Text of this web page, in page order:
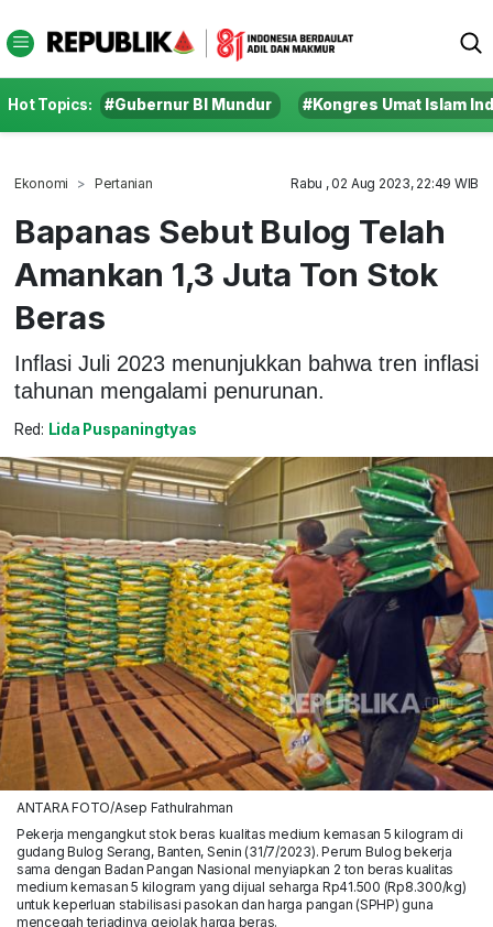
Hot Topics: #Gubernur BI Mundur #Kongres Umat Islam
Ekonomi Pertanian Rabu , 02 Aug 2023, 22:49 WIB
Bapanas Sebut Bulog Telah
Amankan 1,3 Juta Ton Stok
Beras
Inflasi Juli 2023 menunjukkan bahwa tren inflasi
tahunan mengalami penurunan.
Red: Lida Puspaningtyas
ANTARA FOTO/Asep Fathulrahman
Pekerja mengangkut stok beras kualitas medium kemasan 5 kilogram di
gudang Bulog Serang, Banten, Senin (31/7/2023). Perum Bulog bekerja
sama dengan Badan Pangan Nasional menyiapkan 2 ton beras kualitas
medium kemasan 5 kilogram yang dijual seharga Rp41.500 (Rp8.300/kg)
untuk keperluan stabilisasi pasokan dan harga pangan (SPHP) guna
mencegah terjadinya gejolak harga beras.